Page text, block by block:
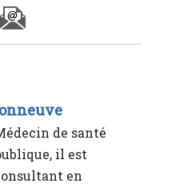
de santé
il est
en